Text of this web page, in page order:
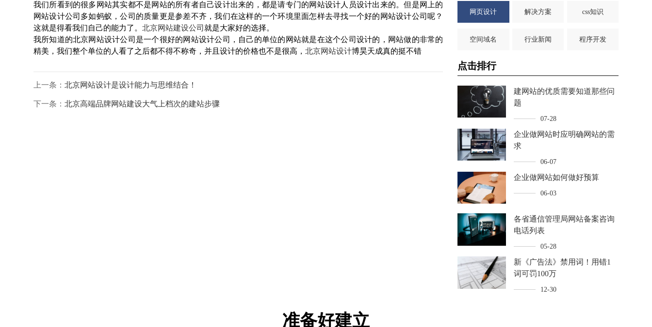
我们所看到的很多网站其实都不是网站的所有者自己设计出来的，都是请专门的网站设计人员设计出来的。但是网上的
网站设计公司多如蚂蚁，公司的质量更是参差不齐，我们在这样的一个环境里面怎样去寻找一个好的网站设计公司呢？
这就是得看我们自己的能力了。 北京网站建设公司 就是大家好的选择。
我所知道的北京网站设计公司是一个很好的网站设计公司，自己的单位的网站就是在这个公司设计的，网站做的非常的
精美，我们整个单位的人看了之后都不得不称奇，并且设计的价格也不是很高， 北京网站设计博昊天成真的挺不错
上一条： 北京网站设计是设计能力与思维结合！
下一条： 北京高端品牌网站建设大气上档次的建站步骤
网页设计 解决方案 css知识
空间域名 行业新闻 程序开发
点击排行
建网站的优质需要知道那些问
题
07-28
企业做网站时应明确网站的需
求
06-07
企业做网站如何做好预算
06-03
各省通信管理局网站备案咨询
电话列表
05-28
新《广告法》禁用词！用错1
词可罚100万
12-30
准备好建立